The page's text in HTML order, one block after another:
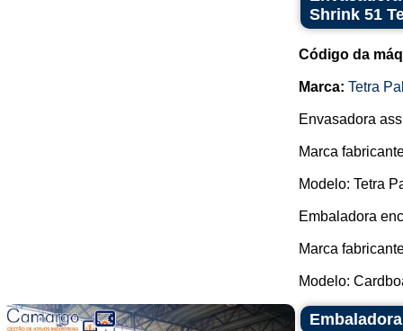
Shrink 51
Código da
Marca: Tetra
Envasadora
Marca
Modelo: Tetra
Embaladora
Marca
Modelo: